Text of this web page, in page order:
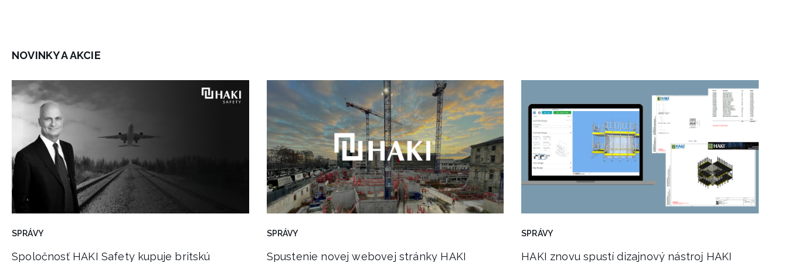
NOVINKY A AKCIE
SPRÁVY
Spoločnosť HAKI Safety kupuje britskú
SPRÁVY
Spustenie novej webovej stránky HAKI
SPRÁVY
HAKI znovu spustí dizajnový nástroj HAKI